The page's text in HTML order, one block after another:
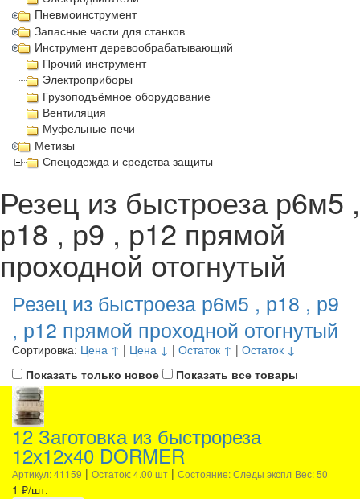
Пневмоинструмент
Запасные части для станков
Инструмент деревообрабатывающий
Прочий инструмент
Электроприборы
Грузоподъёмное оборудование
Вентиляция
Муфельные печи
Метизы
Спецодежда и средства защиты
Резец из быстроеза р6м5 ,
р18 , р9 , р12 прямой
проходной отогнутый
Резец из быстроеза р6м5 , р18 , р9
, р12 прямой проходной отогнутый
Сортировка: Цена ↑ | Цена ↓ | Остаток ↑ | Остаток ↓
Показать только новое
Показать все товары
12 Заготовка из быстрореза
12х12х40 DORMER
Артикул: 41159 | Остаток: 4.00 шт | Состояние: Следы экспл Вес: 50
1 ₽/шт.